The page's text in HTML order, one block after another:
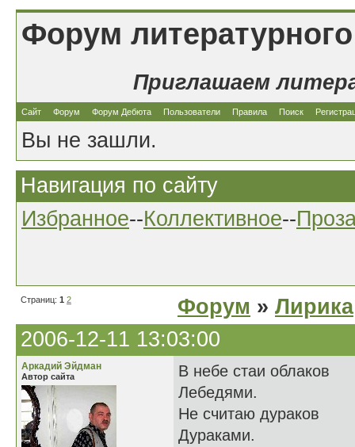
Форум
Приглашаем
Сайт Форум Форум Дебюта Пользователи Правила Поиск
Вы не зашли.
Навигация по сайту
Избранное--Коллективное--
Страниц: 1 2 Форум » Лирика
2006-12-11 13:03:00
Аркадий Эйдман
Автор сайта
В небе стаи облаков
Лебедями.
Не считаю дураков
Дураками.